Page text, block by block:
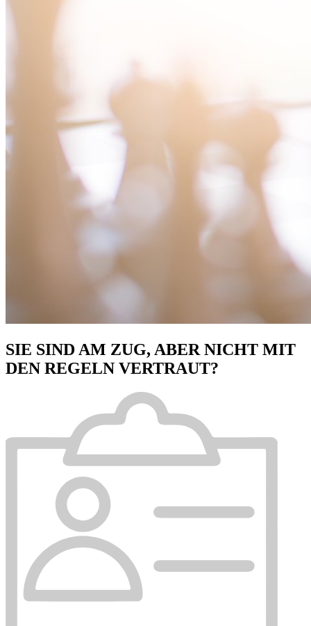
SIE SIND AM ZUG, ABER NICHT MIT
DEN REGELN VERTRAUT?